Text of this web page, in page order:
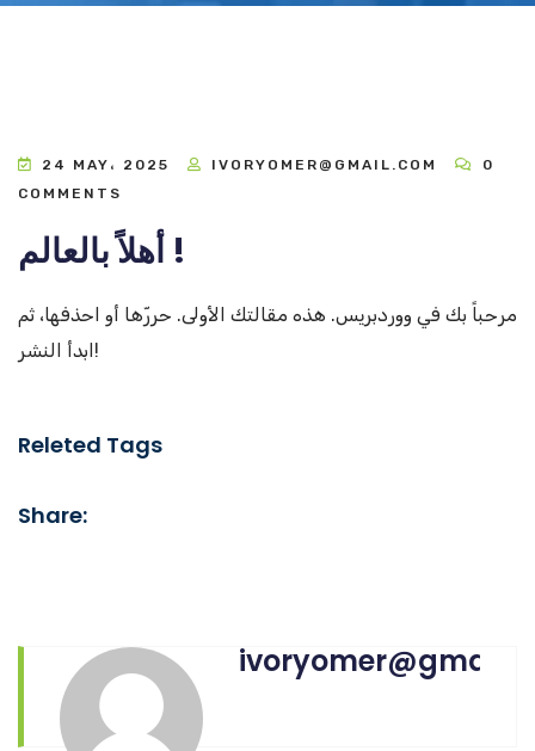
24 MAY، 2025 IVORYOMER@GMAIL.COM
0
COMMENTS
أهلاً بالعالم !
مرحباً بك في ووردبريس. هذه مقالتك الأولى. حررّها أو احذفها، ثم
ابدأ النشر!
Releted Tags
Share: